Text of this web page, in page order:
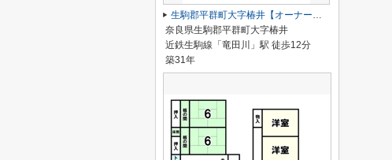
生駒郡平群町大字椿井【オーナーチェンジ】
奈良県生駒郡平群町大字椿井
近鉄生駒線「竜田川」駅 徒歩12分
築31年